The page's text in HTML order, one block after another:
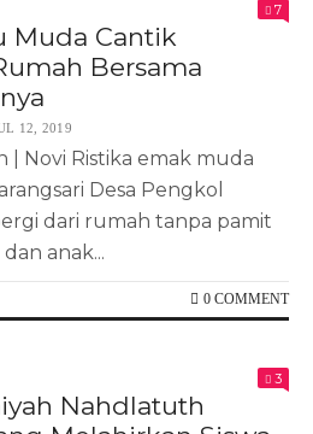
7
Muda Cantik
Bersama
12, 2019
| Novi Ristika emak muda
Desa Pengkol
dari rumah tanpa pamit
anak...
0 COMMENT
3
Nahdlatuth